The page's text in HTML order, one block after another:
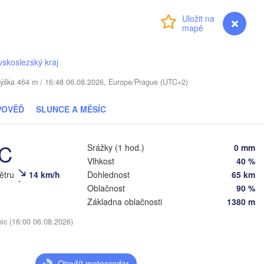
myVentusky Předpověď
kraj
464 m / 16:48 06.08.2026, Europe/Prague (UTC+2)
SLUNCE A MĚSÍC
14 km/h
Srážky (1 hod.)
0 mm
Vlhkost
40 %
Dohlednost
65 km
Oblačnost
90 %
Základna oblačnosti
1380 m
(16:00 06.08.2026)
Гомель
(Homieĺ)
Віцебск
(Viciebsk)
Смоленск
(Smolensk)